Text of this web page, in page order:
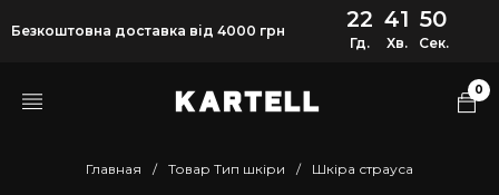
Безкоштовна доставка від 4000 грн 22
Гд.
41
Хв.
50
Сек.
0
Главная / Товар Тип шкіри / Шкіра страуса